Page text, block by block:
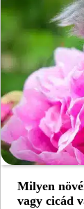
Milyen
vagy cicád